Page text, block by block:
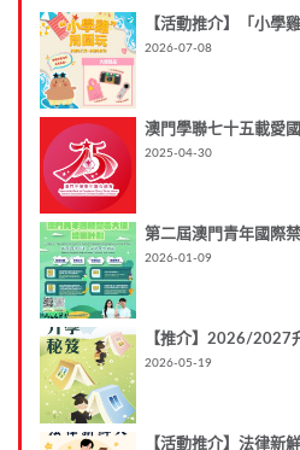
【活動推介】「小學
2026-07-08
澳門學聯七十五載愛
2025-04-30
第二屆澳門青年國際
2026-01-09
【推介】2026/2027
2026-05-19
【活動推介】法律新